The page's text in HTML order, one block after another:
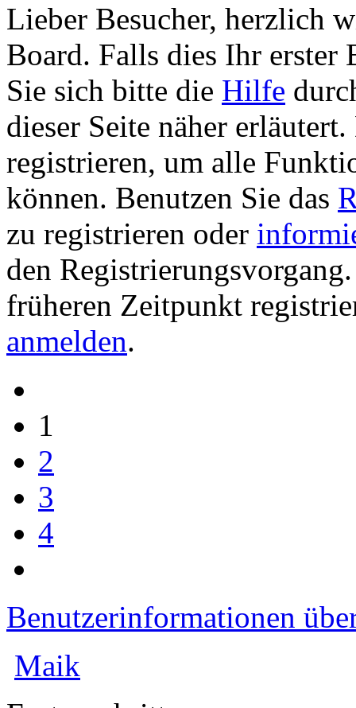
Lieber Besucher, herzlich
Board. Falls dies Ihr erster
Sie sich bitte die Hilfe
dieser Seite näher
registrieren, um alle
können. Benutzen Sie das
zu registrieren oder
den
früheren Zeitpunkt
anmelden.
1
2
3
4
Benutzerinformationen
Maik